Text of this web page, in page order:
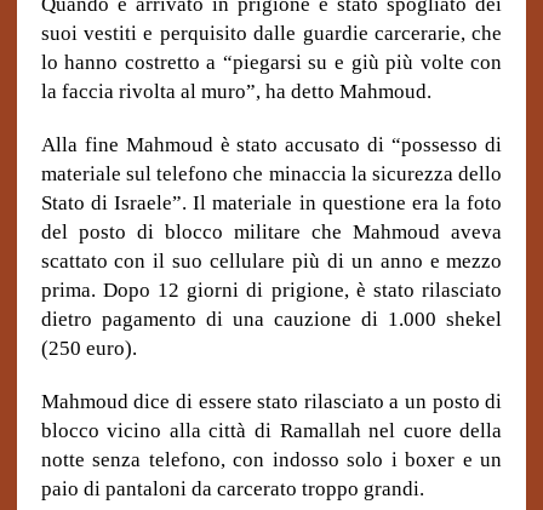
suoi vestiti e perquisito dalle guardie carcerarie, che
lo hanno costretto a “piegarsi su e giù più volte con
la faccia rivolta al muro”, ha detto Mahmoud.
Alla fine Mahmoud è stato accusato di “possesso di
materiale sul telefono che minaccia la sicurezza dello
Stato di Israele”. Il materiale in questione era la foto
del posto di blocco militare che Mahmoud aveva
scattato con il suo cellulare più di un anno e mezzo
prima. Dopo 12 giorni di prigione, è stato rilasciato
dietro pagamento di una cauzione di 1.000 shekel
(250 euro).
Mahmoud dice di essere stato rilasciato a un posto di
blocco vicino alla città di Ramallah nel cuore della
notte senza telefono, con indosso solo i boxer e un
paio di pantaloni da carcerato troppo grandi.